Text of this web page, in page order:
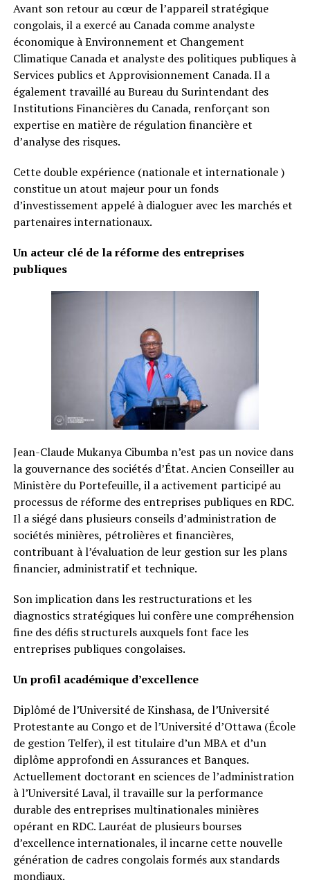
Avant son retour au cœur de l’appareil stratégique
congolais, il a exercé au Canada comme analyste
économique à Environnement et Changement
Climatique Canada et analyste des politiques publiques à
Services publics et Approvisionnement Canada. Il a
également travaillé au Bureau du Surintendant des
Institutions Financières du Canada, renforçant son
expertise en matière de régulation financière et
d’analyse des risques.
Cette double expérience (nationale et internationale )
constitue un atout majeur pour un fonds
d’investissement appelé à dialoguer avec les marchés et
partenaires internationaux.
Un acteur clé de la réforme des entreprises
publiques
Jean-Claude Mukanya Cibumba n’est pas un novice dans
la gouvernance des sociétés d’État. Ancien Conseiller au
Ministère du Portefeuille, il a activement participé au
processus de réforme des entreprises publiques en RDC.
Il a siégé dans plusieurs conseils d’administration de
sociétés minières, pétrolières et financières,
contribuant à l’évaluation de leur gestion sur les plans
financier, administratif et technique.
Son implication dans les restructurations et les
diagnostics stratégiques lui confère une compréhension
fine des défis structurels auxquels font face les
entreprises publiques congolaises.
Un profil académique d’excellence
Diplômé de l’Université de Kinshasa, de l’Université
Protestante au Congo et de l’Université d’Ottawa (École
de gestion Telfer), il est titulaire d’un MBA et d’un
diplôme approfondi en Assurances et Banques.
Actuellement doctorant en sciences de l’administration
à l’Université Laval, il travaille sur la performance
durable des entreprises multinationales minières
opérant en RDC. Lauréat de plusieurs bourses
d’excellence internationales, il incarne cette nouvelle
génération de cadres congolais formés aux standards
mondiaux.